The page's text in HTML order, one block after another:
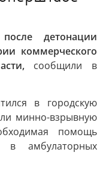
детонации
коммерческого
сообщили в
в городскую
минно-взрывную
помощь
в амбулаторных